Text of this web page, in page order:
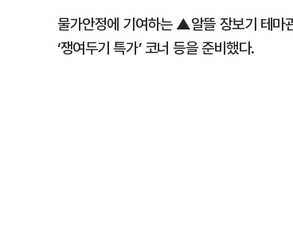
물가안정에 기여하는 ▲알뜰 장보기 테마
‘쟁여두기 특가’ 코너 등을 준비했다.